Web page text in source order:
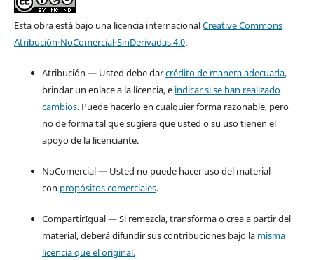
Esta obra está bajo una licencia internacionalCreative Commons
Atribución-NoComercial-SinDerivadas 4.0.
Atribución — Usted debe darcrédito de manera adecuada,
brindar un enlace a la licencia, e indicar si se han realizado
cambios. Puede hacerlo en cualquier forma razonable, pero
no de forma tal que sugiera que usted o su uso tienen el
apoyo de la licenciante.
NoComercial — Usted no puede hacer uso del material
con propósitos comerciales.
CompartirIgual — Si remezcla, transforma o crea a partir del
material, deberá difundir sus contribuciones bajo la misma
licencia que el original.